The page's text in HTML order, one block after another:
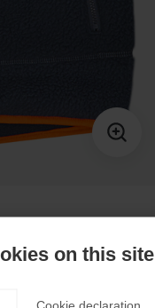
on this site
Cookie declaration